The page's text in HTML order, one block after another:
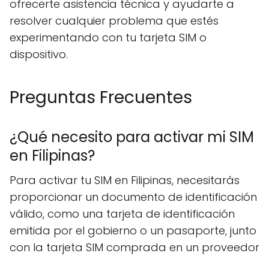
ofrecerte asistencia técnica y ayudarte a
resolver cualquier problema que estés
experimentando con tu tarjeta SIM o
dispositivo.
Preguntas Frecuentes
¿Qué necesito para activar mi SIM
en Filipinas?
Para activar tu SIM en Filipinas, necesitarás
proporcionar un documento de identificación
válido, como una tarjeta de identificación
emitida por el gobierno o un pasaporte, junto
con la tarjeta SIM comprada en un proveedor